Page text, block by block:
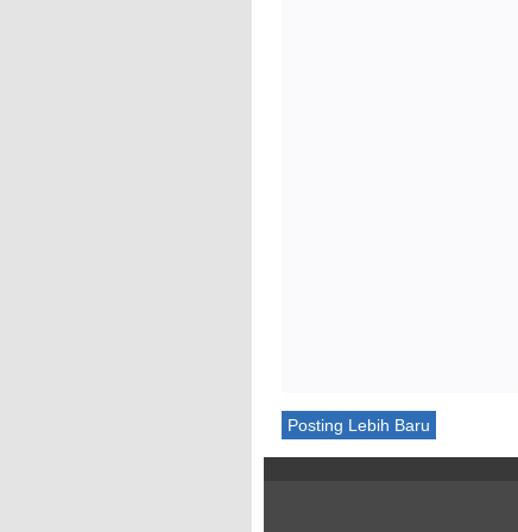
Posting Lebih Baru